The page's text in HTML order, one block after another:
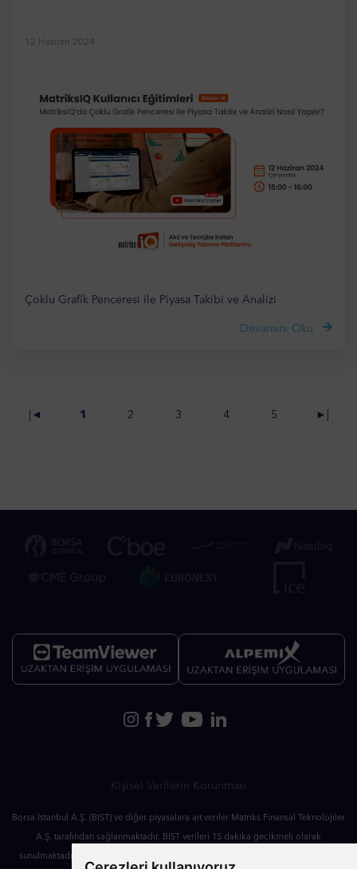
12 Haziran 2024
Çoklu Grafik Penceresi ile Piyasa Takibi ve Analizi
Devamını Oku
|◄ 1 2 3 4 5 ►|
Kişisel Verilerin Korunması
Borsa İstanbul A.Ş. (BIST) ve diğer piyasalara ait veriler Matriks Finansal Teknolojiler
A.Ş. tarafından sağlanmaktadır. BIST verileri 15 dakika gecikmeli olarak
sunulmaktadır. Veri kaynağı Borsa İstanbul A.Ş.’dir. BIST’e ait verilerin tüm hakları